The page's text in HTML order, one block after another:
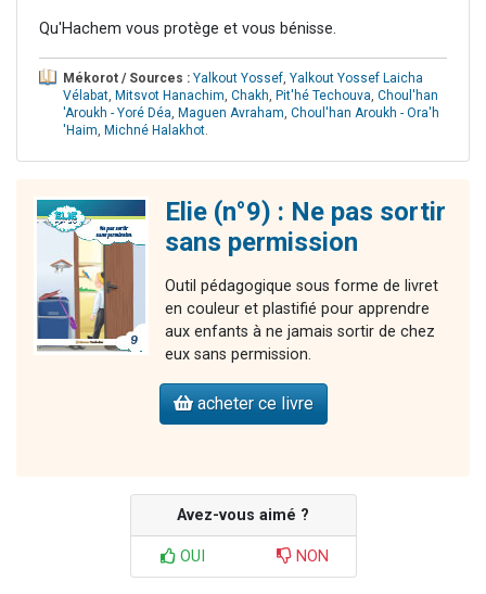
Qu'Hachem vous protège et vous bénisse.
Mékorot / Sources : Yalkout Yossef, Yalkout Yossef Laicha
Vélabat, Mitsvot Hanachim, Chakh, Pit'hé Techouva, Choul'han
'Aroukh - Yoré Déa, Maguen Avraham, Choul'han Aroukh - Ora'h
'Haim, Michné Halakhot.
Elie (n°9) : Ne pas sortir
sans permission
Outil pédagogique sous forme de livret
en couleur et plastifié pour apprendre
aux enfants à ne jamais sortir de chez
eux sans permission.
acheter ce livre
Avez-vous aimé ?
OUI NON